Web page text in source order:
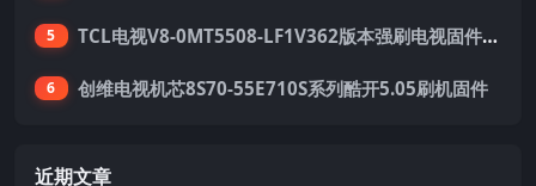
5 TCL电视V8-0MT5508-LF1V362版本强刷电视固件包下载
6 创维电视机芯8S70-55E710S系列酷开5.05刷机固件
近期文章